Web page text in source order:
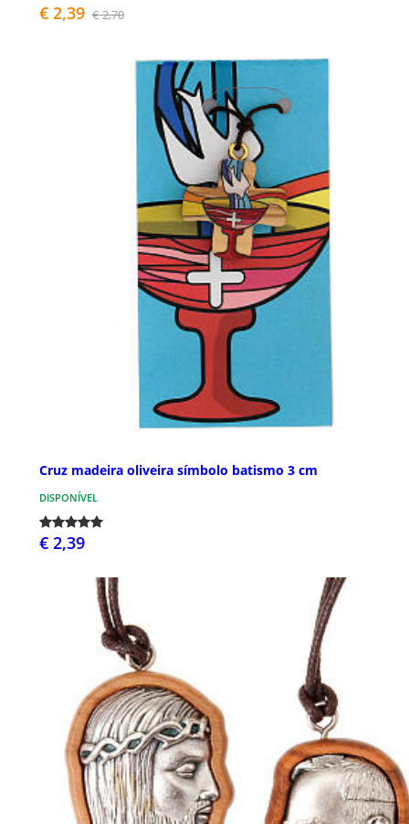
€ 2,39 € 2,70
Cruz madeira oliveira símbolo batismo 3 cm
DISPONÍVEL
€ 2,39